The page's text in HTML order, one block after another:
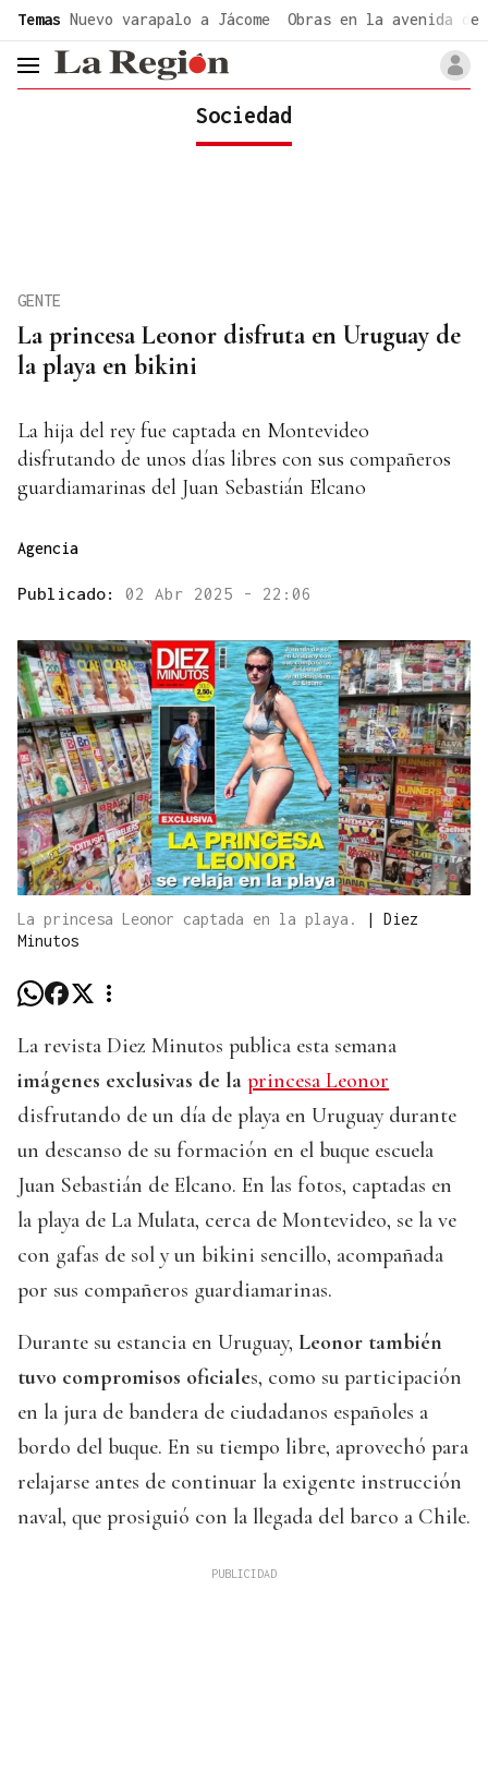
Temas Nuevo varapalo a Jácome Obras en la avenida de
header.menu.open
Sociedad
La princesa Leonor disfruta en Uruguay de
la playa en bikini
GENTE
La hija del rey fue captada en Montevideo
disfrutando de unos días libres con sus compañeros
guardiamarinas del Juan Sebastián Elcano
Agencia
Publicado: 02 Abr 2025 - 22:06
La princesa Leonor captada en la playa. | Diez
Minutos
La revista Diez Minutos publica esta semana
imágenes exclusivas de la princesa Leonor
disfrutando de un día de playa en Uruguay durante
un descanso de su formación en el buque escuela
Juan Sebastián de Elcano. En las fotos, captadas en
la playa de La Mulata, cerca de Montevideo, se la ve
con gafas de sol y un bikini sencillo, acompañada
por sus compañeros guardiamarinas.
Durante su estancia en Uruguay, Leonor también
tuvo compromisos oficiales, como su participación
en la jura de bandera de ciudadanos españoles a
bordo del buque. En su tiempo libre, aprovechó para
relajarse antes de continuar la exigente instrucción
naval, que prosiguió con la llegada del barco a Chile.